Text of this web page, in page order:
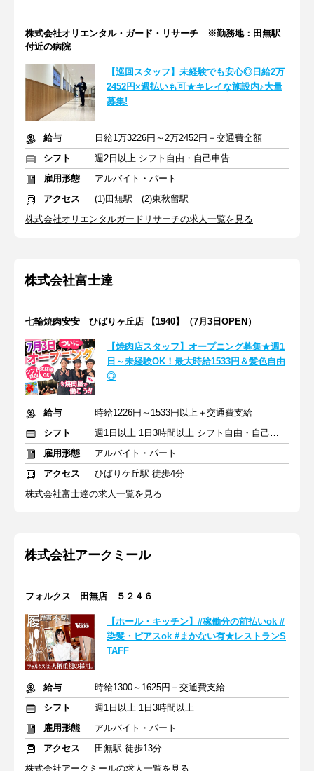
株式会社オリエンタル・ガード・リサーチ ※勤務地：田無駅
付近の病院
【巡回スタッフ】未経験でも安心◎日給2万
2452円×週払いも可★キレイな施設内♪大量
募集!
給与
日給1万3226円～2万2452円＋交通費全額
シフト
週2日以上 シフト自由・自己申告
雇用形態
アルバイト・パート
アクセス
(1)田無駅 (2)東秋留駅
株式会社オリエンタルガードリサーチの求人一覧を見る
株式会社富士達
七輪焼肉安安 ひばりヶ丘店 【1940】（7月3日OPEN）
【焼肉店スタッフ】オープニング募集★週1
日～未経験OK！最大時給1533円＆髪色自由
◎
給与
時給1226円～1533円以上＋交通費支給
シフト
週1日以上 1日3時間以上 シフト自由・自己申告
雇用形態
アルバイト・パート
アクセス
ひばりケ丘駅 徒歩4分
株式会社富士達の求人一覧を見る
株式会社アークミール
フォルクス 田無店 ５２４６
【ホール・キッチン】#稼働分の前払いok #
染髪・ピアスok #まかない有★レストランS
TAFF
給与
時給1300～1625円＋交通費支給
シフト
週1日以上 1日3時間以上
雇用形態
アルバイト・パート
アクセス
田無駅 徒歩13分
株式会社アークミールの求人一覧を見る